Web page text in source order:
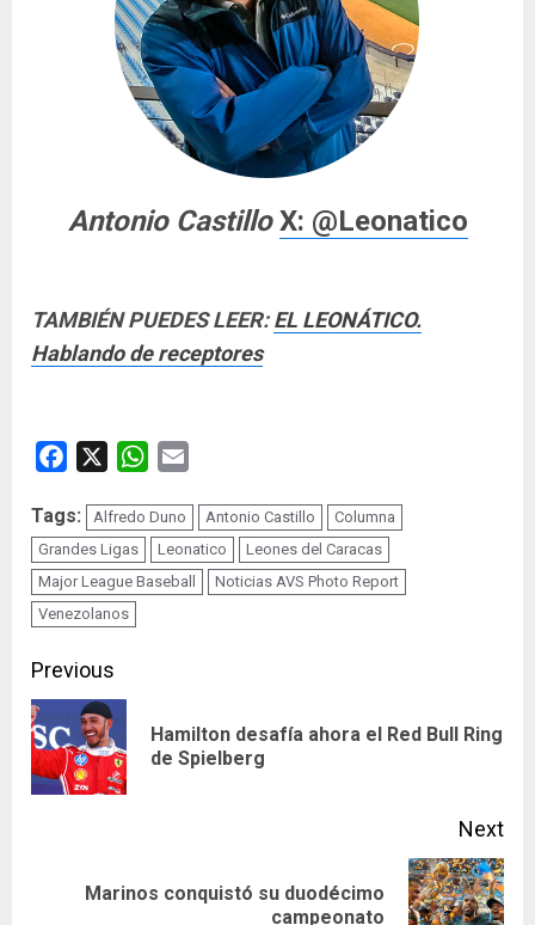
Antonio CastilloX: @Leonatico
TAMBIÉN PUEDES LEER:EL LEONÁTICO.
Hablando de receptores
Facebook WhatsApp
Tags: Alfredo Duno Antonio Castillo
Columna
Grandes Ligas
Leonatico
Leones del Caracas
Major League Baseball
Noticias AVS Photo Report
Venezolanos
Continue
Reading
Previous
Hamilton desafía ahora el Red Bull Ring
de Spielberg
Next
Marinos conquistó su duodécimo
campeonato